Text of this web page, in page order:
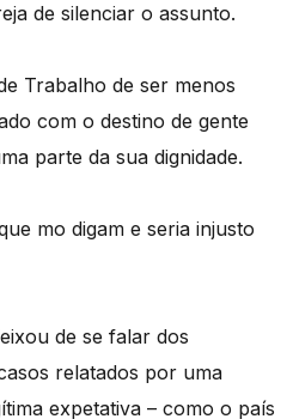
de silenciar o assunto.
Trabalho de ser menos
com o destino de gente
parte da sua dignidade.
mo digam e seria injusto
de se falar dos
relatados por uma
expetativa – como o país